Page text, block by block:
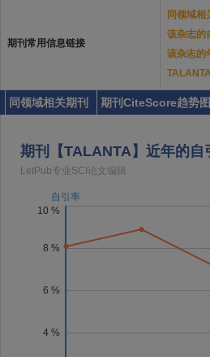
期刊常用信息链接
同领域相
该杂志的
该杂志的
同领域相关期刊 期刊CiteScore趋势图